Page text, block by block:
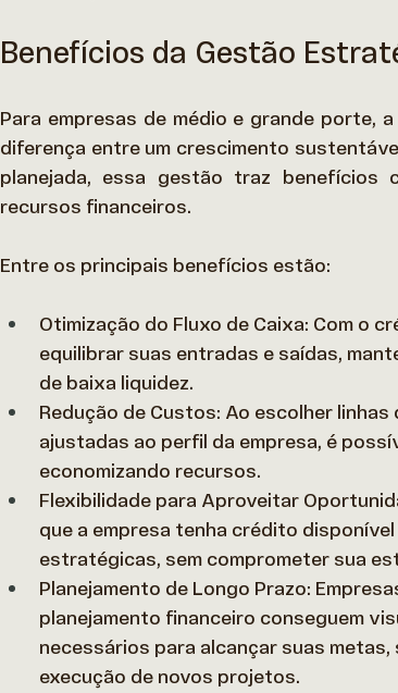
Benefícios da Gestão
Para empresas de médio e grande
diferença entre um crescimento
planejada, essa gestão traz
recursos financeiros.
Entre os principais benefícios estão:
Otimização do Fluxo de Caixa: Com o
equilibrar suas entradas e saídas,
de baixa liquidez.
Redução de Custos: Ao escolher
ajustadas ao perfil da empresa, é
economizando recursos.
Flexibilidade para Aproveitar
que a empresa tenha crédito
estratégicas, sem comprometer sua
Planejamento de Longo Prazo:
planejamento financeiro conseguem
necessários para alcançar suas
execução de novos projetos.